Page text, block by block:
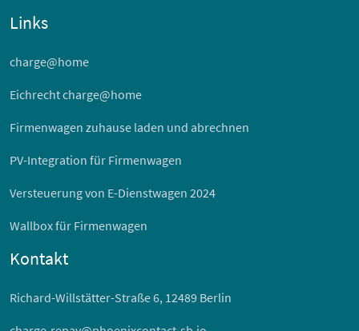
Links
charge@home
Eichrecht charge@home
Firmenwagen zuhause laden und abrechnen
PV-Integration für Firmenwagen
Versteuerung von E-Dienstwagen 2024
Wallbox für Firmenwagen
Kontakt
Richard-Willstätter-Straße 6, 12489 Berlin